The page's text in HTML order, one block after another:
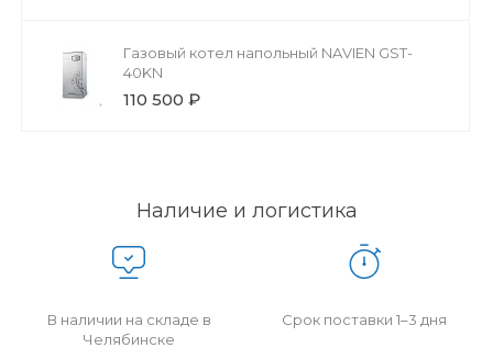
Газовый котел напольный NAVIEN GST-
40KN
110 500 ₽
Наличие и логистика
В наличии на складе в
Челябинске
Срок поставки 1–3 дня